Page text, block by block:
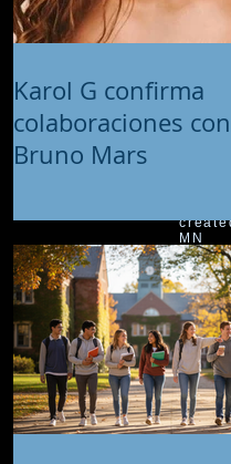
MN
Karol G confirma
colaboraciones
Bruno Mars